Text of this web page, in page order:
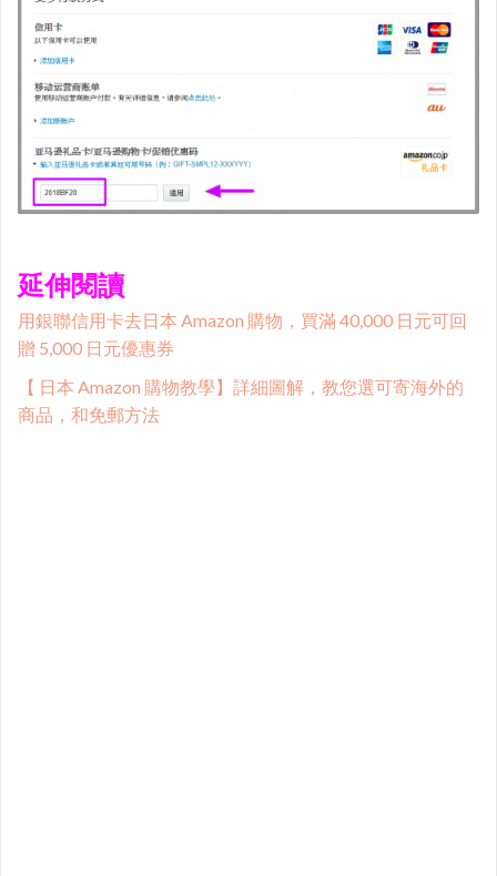
延伸閱讀
用銀聯信用卡去日本 Amazon 購物，買滿 40,000 日元可回
贈 5,000 日元優惠券
【 日本 Amazon 購物教學】詳細圖解，教您選可寄海外的
商品，和免郵方法